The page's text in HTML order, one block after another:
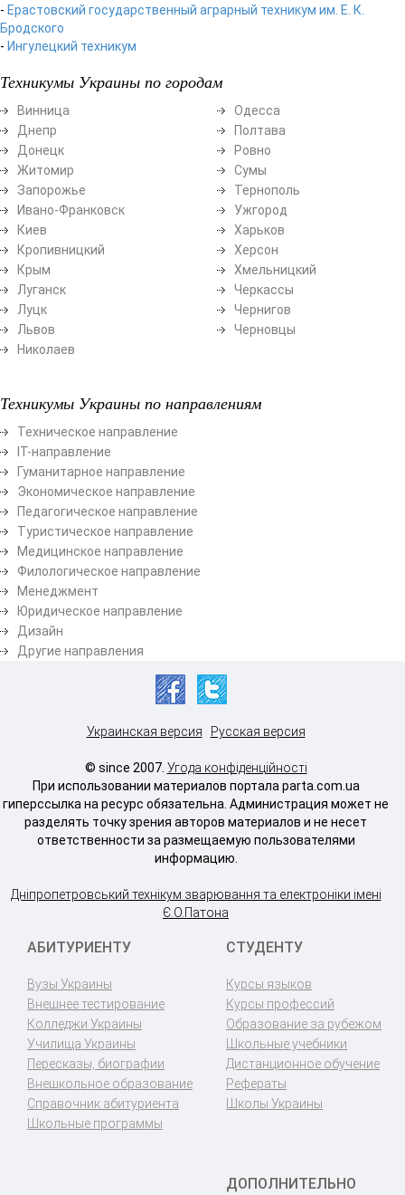
- Ерастовский государственный аграрный техникум им. Е. К.
Бродского
- Ингулецкий техникум
Техникумы Украины по городам
Винница
Днепр
Донецк
Житомир
Запорожье
Ивано-Франковск
Киев
Кропивницкий
Крым
Луганск
Луцк
Львов
Николаев
Одесса
Полтава
Ровно
Сумы
Тернополь
Ужгород
Харьков
Херсон
Хмельницкий
Черкассы
Чернигов
Черновцы
Техникумы Украины по направлениям
Техническое направление
ІТ-направление
Гуманитарное направление
Экономическое направление
Педагогическое направление
Туристическое направление
Медицинское направление
Филологическое направление
Менеджмент
Юридическое направление
Дизайн
Другие направления
Украинская версия Русская версия
© since 2007. Угода конфіденційності
При использовании материалов портала parta.com.ua
гиперссылка на ресурс обязательна. Администрация может не
разделять точку зрения авторов материалов и не несет
ответственности за размещаемую пользователями
информацию.
Дніпропетровський технікум зварювання та електроніки імені
Є.О.Патона
АБИТУРИЕНТУ
Вузы Украины
Внешнее тестирование
Колледжи Украины
Училища Украины
Пересказы, биографии
Внешкольное образование
Справочник абитуриента
Школьные программы
СТУДЕНТУ
Курсы языков
Курсы профессий
Образование за рубежом
Школьные учебники
Дистанционное обучение
Рефераты
Школы Украины
ДОПОЛНИТЕЛЬНО